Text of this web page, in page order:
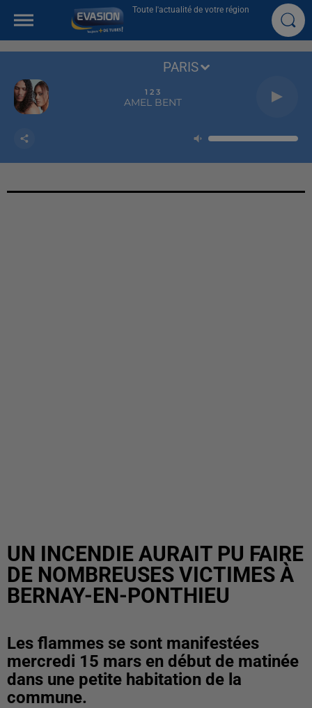
Toute l'actualité de votre région
1 2 3
AMEL BENT
PARIS
UN INCENDIE AURAIT PU FAIRE
DE NOMBREUSES VICTIMES À
BERNAY-EN-PONTHIEU
Les flammes se sont manifestées
mercredi 15 mars en début de matinée
dans une petite habitation de la
commune.